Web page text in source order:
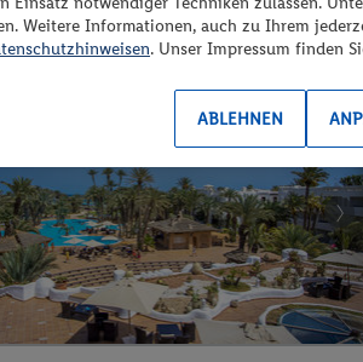
Sandstrand Aktivurlaub
Weitere Informationen, auch zu Ihrem
. Unser Impressum finden
ABLEHNEN